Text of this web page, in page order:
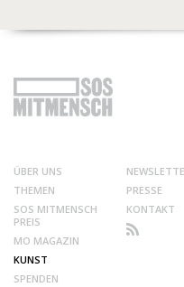
ÜBER UNS
THEMEN
SOS MITMENSCH
PREIS
MO MAGAZIN
KUNST
SPENDEN
PRESSE
KONTAKT